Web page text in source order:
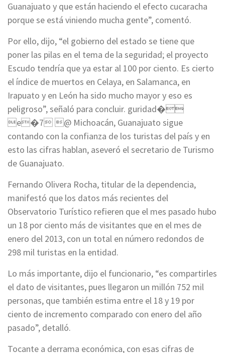
Guanajuato y que están haciendo el efecto cucaracha
porque se está viniendo mucha gente”, comentó.
Por ello, dijo, “el gobierno del estado se tiene que
poner las pilas en el tema de la seguridad; el proyecto
Escudo tendría que ya estar al 100 por ciento. Es cierto
el índice de muertos en Celaya, en Salamanca, en
Irapuato y en León ha sido mucho mayor y eso es
peligroso”, señaló para concluir. guridad�
e�7 @ Michoacán, Guanajuato sigue
contando con la confianza de los turistas del país y en
esto las cifras hablan, aseveró el secretario de Turismo
de Guanajuato.
Fernando Olivera Rocha, titular de la dependencia,
manifestó que los datos más recientes del
Observatorio Turístico refieren que el mes pasado hubo
un 18 por ciento más de visitantes que en el mes de
enero del 2013, con un total en número redondos de
298 mil turistas en la entidad.
Lo más importante, dijo el funcionario, “es compartirles
el dato de visitantes, pues llegaron un millón 752 mil
personas, que también estima entre el 18 y 19 por
ciento de incremento comparado con enero del año
pasado”, detalló.
Tocante a derrama económica, con esas cifras de